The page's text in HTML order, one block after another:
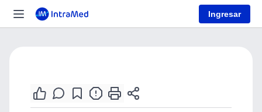
Ingresar